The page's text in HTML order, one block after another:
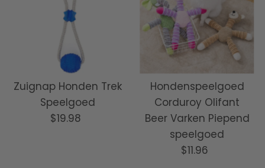
Zuignap Honden Trek
Speelgoed
Normale
$19.98
Hondenspeelgoed
Corduroy Olifant
Beer Varken Piepend
speelgoed
Normale
$11.96